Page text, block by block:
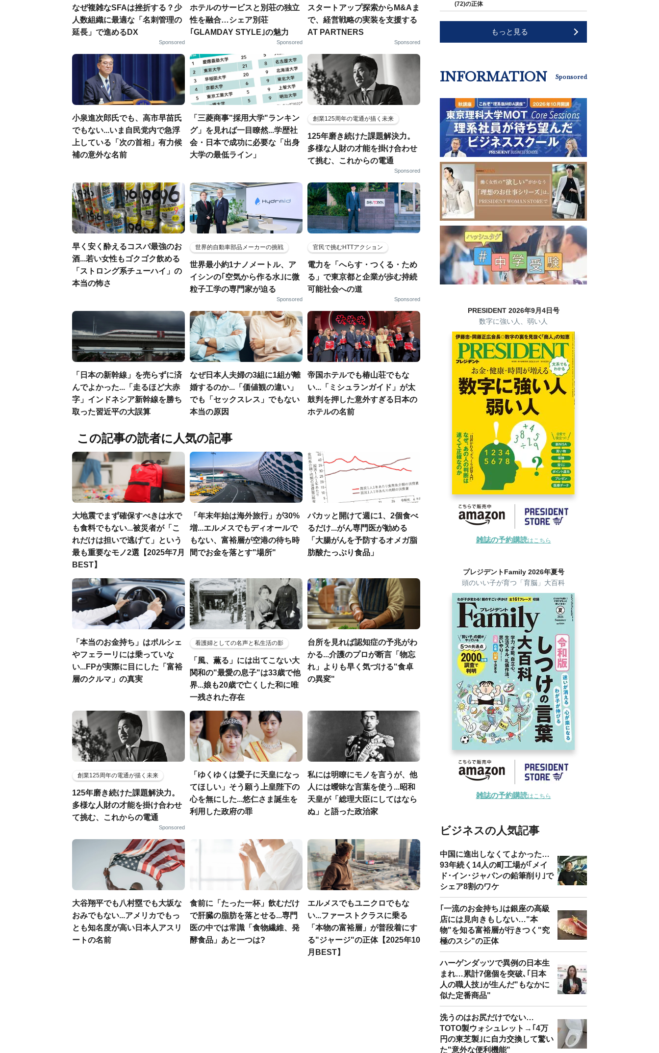
なぜ複雑なSFAは挫折する？少
人数組織に最適な「名刺管理の
延長」で進めるDX
Sponsored
ホテルのサービスと別荘の独立
性を融合…シェア別荘
｢GLAMDAY STYLE｣の魅力
Sponsored
スタートアップ探索からM&Aま
で、経営戦略の実装を支援する
AT PARTNERS
Sponsored
小泉進次郎氏でも、高市早苗氏
でもない...いま自民党内で急浮
上している「次の首相」有力候
補の意外な名前
「三菱商事"採用大学"ランキン
グ」を見れば一目瞭然...学歴社
会・日本で成功に必要な「出身
大学の最低ライン」
創業125周年の電通が描く未来
125年磨き続けた課題解決力。
多様な人財の才能を掛け合わせ
て挑む、これからの電通
Sponsored
早く安く酔えるコスパ最強のお
酒...若い女性もゴクゴク飲める
「ストロング系チューハイ」の
本当の怖さ
世界的自動車部品メーカーの挑戦
世界最小約1ナノメートル、ア
イシンの｢空気から作る水｣に微
粒子工学の専門家が迫る
Sponsored
官民で挑むHTTアクション
電力を「へらす・つくる・ため
る」で東京都と企業が歩む持続
可能社会への道
Sponsored
「日本の新幹線」を売らずに済
んでよかった...「走るほど大赤
字」インドネシア新幹線を勝ち
取った習近平の大誤算
なぜ日本人夫婦の3組に1組が離
婚するのか...「価値観の違い」
でも「セックスレス」でもない
本当の原因
帝国ホテルでも椿山荘でもな
い...「ミシュランガイド」が太
鼓判を押した意外すぎる日本の
ホテルの名前
この記事の読者に人気の記事
大地震でまず確保すべきは水で
も食料でもない...被災者が「こ
れだけは担いで逃げて」という
最も重要なモノ2選【2025年7月
BEST】
「年末年始は海外旅行」が30%
増...エルメスでもディオールで
もない、富裕層が空港の待ち時
間でお金を落とす"場所"
パカッと開けて週に1、2個食べ
るだけ...がん専門医が勧める
「大腸がんを予防するオメガ脂
肪酸たっぷり食品」
「本当のお金持ち」はポルシェ
やフェラーリには乗っていな
い...FPが実際に目にした「富裕
層のクルマ」の真実
看護婦としての名声と私生活の影
「風、薫る」には出てこない大
関和の"最愛の息子"は33歳で他
界...娘も20歳で亡くした和に唯
一残された存在
台所を見れば認知症の予兆がわ
かる...介護のプロが断言「物忘
れ」よりも早く気づける"食卓
の異変"
創業125周年の電通が描く未来
125年磨き続けた課題解決力。
多様な人財の才能を掛け合わせ
て挑む、これからの電通
Sponsored
「ゆくゆくは愛子に天皇になっ
てほしい」そう願う上皇陛下の
心を無にした...悠仁さま誕生を
利用した政府の罪
私には明瞭にモノを言うが、他
人には曖昧な言葉を使う...昭和
天皇が「総理大臣にしてはなら
ぬ」と語った政治家
大谷翔平でも八村塁でも大坂な
おみでもない...アメリカでもっ
とも知名度が高い日本人アスリ
ートの名前
食前に「たった一杯」飲むだけ
で肝臓の脂肪を落とせる...専門
医の中では常識「食物繊維、発
酵食品」あと一つは?
エルメスでもユニクロでもな
い...ファーストクラスに乗る
「本物の富裕層」が普段着にす
る"ジャージ"の正体【2025年10
月BEST】
(72)の正体
もっと見る
INFORMATION Sponsored
PRESIDENT 2026年9月4日号
数字に強い人、弱い人
雑誌の予約購読はこちら
プレジデントFamily 2026年夏号
頭のいい子が育つ「育脳」大百科
雑誌の予約購読はこちら
ビジネスの人気記事
中国に進出しなくてよかった…
93年続く14人の町工場が｢メイ
ド･イン･ジャパンの鉛筆削り｣で
シェア8割のワケ
｢一流のお金持ち｣は銀座の高級
店には見向きもしない…"本
物"を知る富裕層が行きつく"究
極のスシ"の正体
ハーゲンダッツで異例の日本生
まれ…累計7億個を突破､｢日本
人の職人技｣が生んだ"もなかに
似た定番商品"
洗うのはお尻だけでない…
TOTO製ウォシュレット→｢4万
円の東芝製｣に自力交換して驚い
た"意外な便利機能"